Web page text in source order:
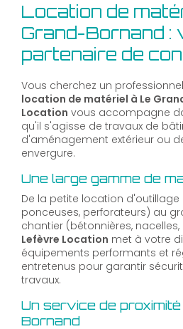
Location de
Grand-Bornand :
partenaire de
Vous cherchez un
location de matériel à Le
Location vous accompagne
qu'il s'agisse de travaux de
d'aménagement extérieur ou
envergure.
Une large gamme de
De la petite location d'outillage
ponceuses, perforateurs) au
chantier (bétonnières,
Lefèvre Location met à votre
équipements performants et
entretenus pour garantir
travaux.
Un service de
Bornand